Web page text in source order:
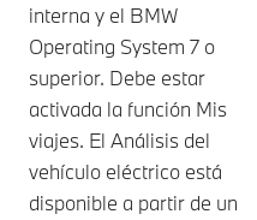
interna y el BMW
Operating System 7 o
superior. Debe estar
activada la función Mis
viajes. El Análisis del
vehículo eléctrico está
disponible a partir de un